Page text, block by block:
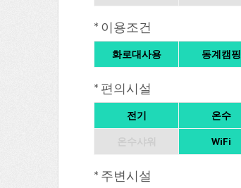
* 이용조건
화로대사용 동계캠핑
* 편의시설
전기 온수
WiFi
* 주변시설